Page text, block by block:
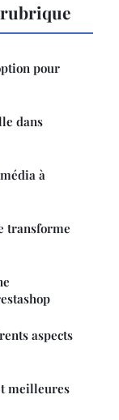
pour
dans
à
transforme
aspects
meilleures